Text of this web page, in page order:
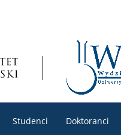
Studenci Doktoranci